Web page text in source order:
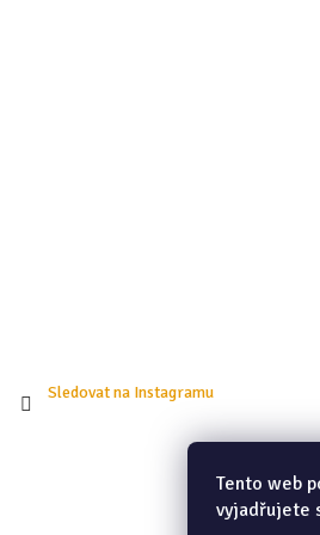
Tento web
vyjadřujete
Sledovat na Instagramu